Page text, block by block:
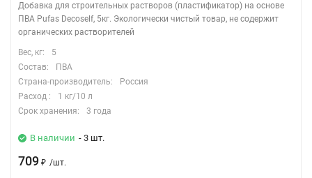
Добавка для строительных растворов (пластификатор) на основе
ПВА Pufas Decoself, 5кг. Экологически чистый товар, не содержит
органических растворителей
Вес, кг:
5
Состав:
ПВА
Страна-производитель:
Россия
Расход :
1 кг/10 л
Срок хранения:
3 года
В наличии - 3 шт.
709 ₽ /шт.